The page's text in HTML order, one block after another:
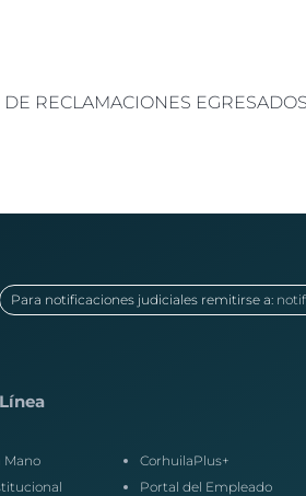
RECLAMACIONES
Para notificaciones judiciales remitirse a:
Mano
CorhuilaPlus+
Portal del Empleado